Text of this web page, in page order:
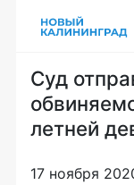
Суд
летней
17 ноября